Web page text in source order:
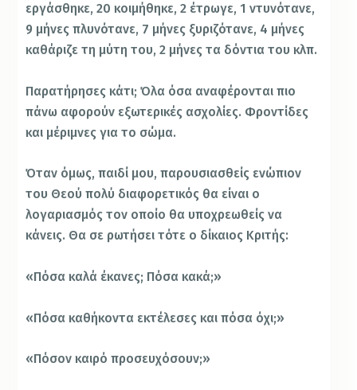
εργάσθηκε, 20 κοιμήθηκε, 2 έτρωγε, 1 ντυνότανε,
9 μήνες πλυνότανε, 7 μήνες ξυριζότανε, 4 μήνες
καθάριζε τη μύτη του, 2 μήνες τα δόντια του κλπ.
Παρατήρησες κάτι; Όλα όσα αναφέρονται πιο
πάνω αφορούν εξωτερικές ασχολίες. Φροντίδες
και μέριμνες για το σώμα.
Όταν όμως, παιδί μου, παρουσιασθείς ενώπιον
του Θεού πολύ διαφορετικός θα είναι ο
λογαριασμός τον οποίο θα υποχρεωθείς να
κάνεις. Θα σε ρωτήσει τότε ο δίκαιος Κριτής:
«Πόσα καλά έκανες; Πόσα κακά;»
«Πόσα καθήκοντα εκτέλεσες και πόσα όχι;»
«Πόσον καιρό προσευχόσουν;»